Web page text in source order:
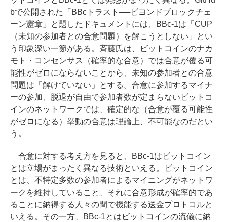
bで公開された「BBcトラスト──ビヨンドブロックチェ
ーン憲章」と題したドキュメントには、BBc-1は「CUP
（未知の参加者との合意問題）を解こうとしない」とい
う印象深い一節がある。斉藤氏は、ビットコインのナカ
モト・コンセンサス（確率的な合意）では合意が覆る可
能性がゼロにならないことから、未知の参加者との合意
問題は「解けていない」とする。合意に参加するマイナ
ーの参加、脱退が自由で参加者数が定まらないビットコ
インのネットワークでは、確定的な（合意が覆る可能性
がゼロになる）挙動の合意は理論上、不可能なのだとい
う。
合意に対する考え方を見ると、BBc-1はビットコイン
とは立場がまったく異なる技術といえる。ビットコイン
とは、不特定多数の参加者によるマイニングがネットワ
ークを維持していること、それに合意形成が確率的であ
ることに納得する人々の間で機能する送金プロトコルと
いえる。その一方、BBc-1とはビットコインの流儀に納